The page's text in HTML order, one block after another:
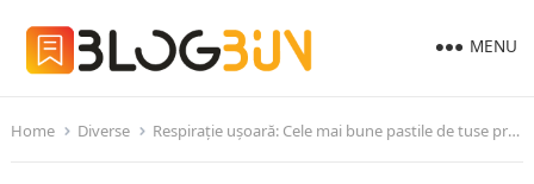
MENU
Home Diverse Respirație ușoară: Cele mai bune pastile de tuse productivă